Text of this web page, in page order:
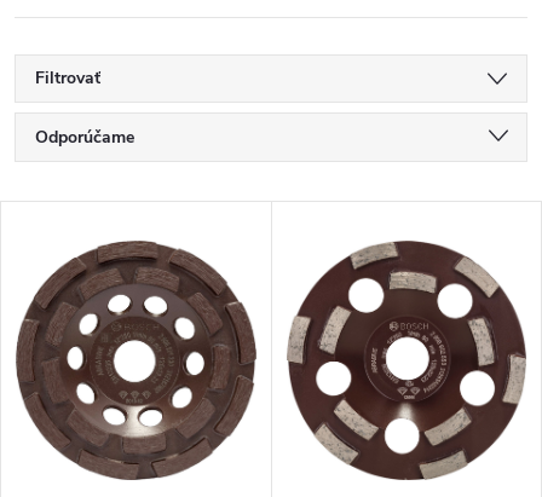
Filtrovať
R
a
e
n
Odporúčame
Najpredávanejšie
Abecedne
ý
p
i